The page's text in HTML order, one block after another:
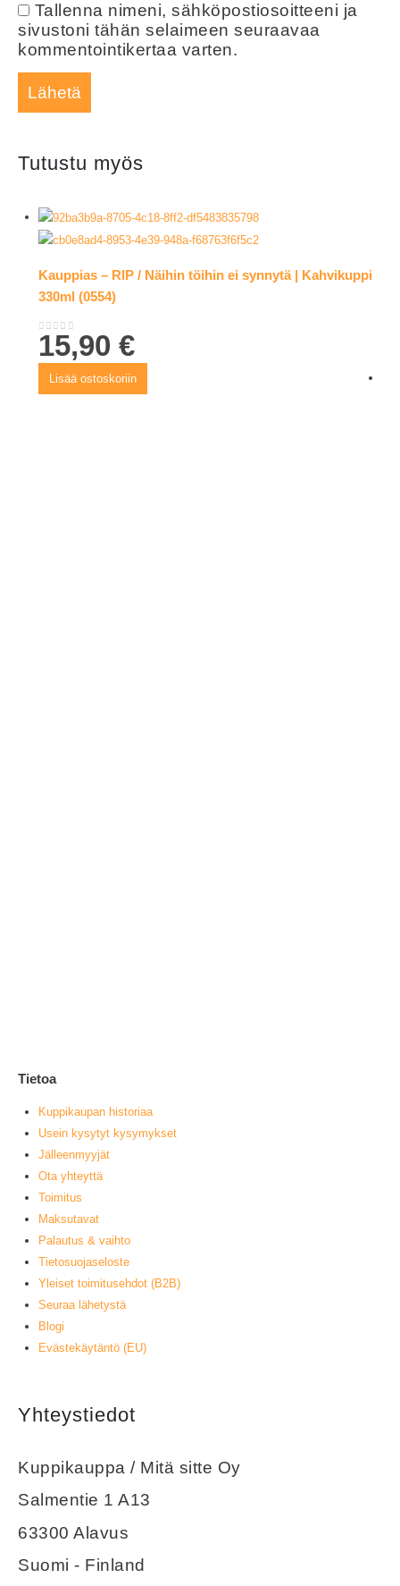
Tallenna nimeni, sähköpostiosoitteeni ja
sivustoni tähän selaimeen seuraavaa
kommentointikertaa varten.
Tutustu myös
Kauppias – RIP / Näihin töihin ei synnytä | Kahvikuppi
330ml (0554)
0out of 5
15,90€
Lisää ostoskoriin
Tietoa
Kuppikaupan historiaa
Usein kysytyt kysymykset
Jälleenmyyjät
Ota yhteyttä
Toimitus
Maksutavat
Palautus & vaihto
Tietosuojaseloste
Yleiset toimitusehdot (B2B)
Seuraa lähetystä
Blogi
Evästekäytäntö (EU)
Yhteystiedot
Kuppikauppa / Mitä sitte Oy
Salmentie 1 A13
63300 Alavus
Suomi - Finland